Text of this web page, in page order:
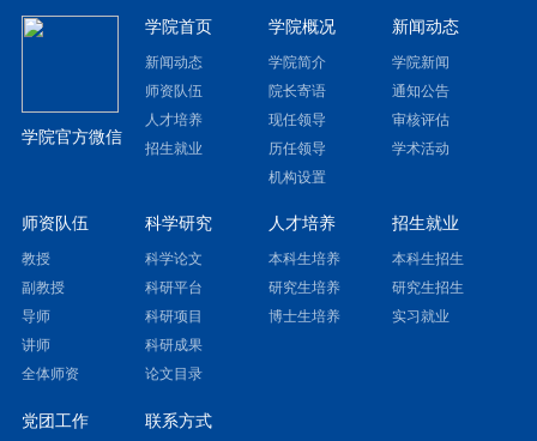
学院官方微信
学院首页
新闻动态
师资队伍
人才培养
招生就业
学院概况
学院简介
院长寄语
现任领导
历任领导
机构设置
新闻动态
学院新闻
通知公告
审核评估
学术活动
师资队伍
教授
副教授
导师
讲师
全体师资
科学研究
科学论文
科研平台
科研项目
科研成果
论文目录
人才培养
本科生培养
研究生培养
博士生培养
招生就业
本科生招生
研究生招生
实习就业
党团工作 联系方式